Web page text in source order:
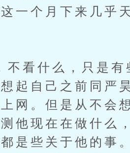
一个月下来几乎
看什么，只是有
起自己之前同严
网。但是从不会
他现在在做什么
是些关于他的事